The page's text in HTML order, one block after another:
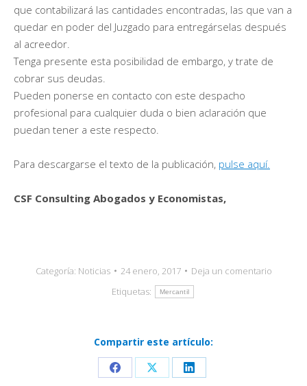
que contabilizará las cantidades encontradas, las que van a
quedar en poder del Juzgado para entregárselas después
al acreedor.
Tenga presente esta posibilidad de embargo, y trate de
cobrar sus deudas.
Pueden ponerse en contacto con este despacho
profesional para cualquier duda o bien aclaración que
puedan tener a este respecto.
Para descargarse el texto de la publicación, pulse aquí.
CSF Consulting Abogados y Economistas,
Categoría: Noticias 24 enero, 2017
Deja un comentario
Etiquetas:
Mercantil
Compartir este artículo:
Share Share Share